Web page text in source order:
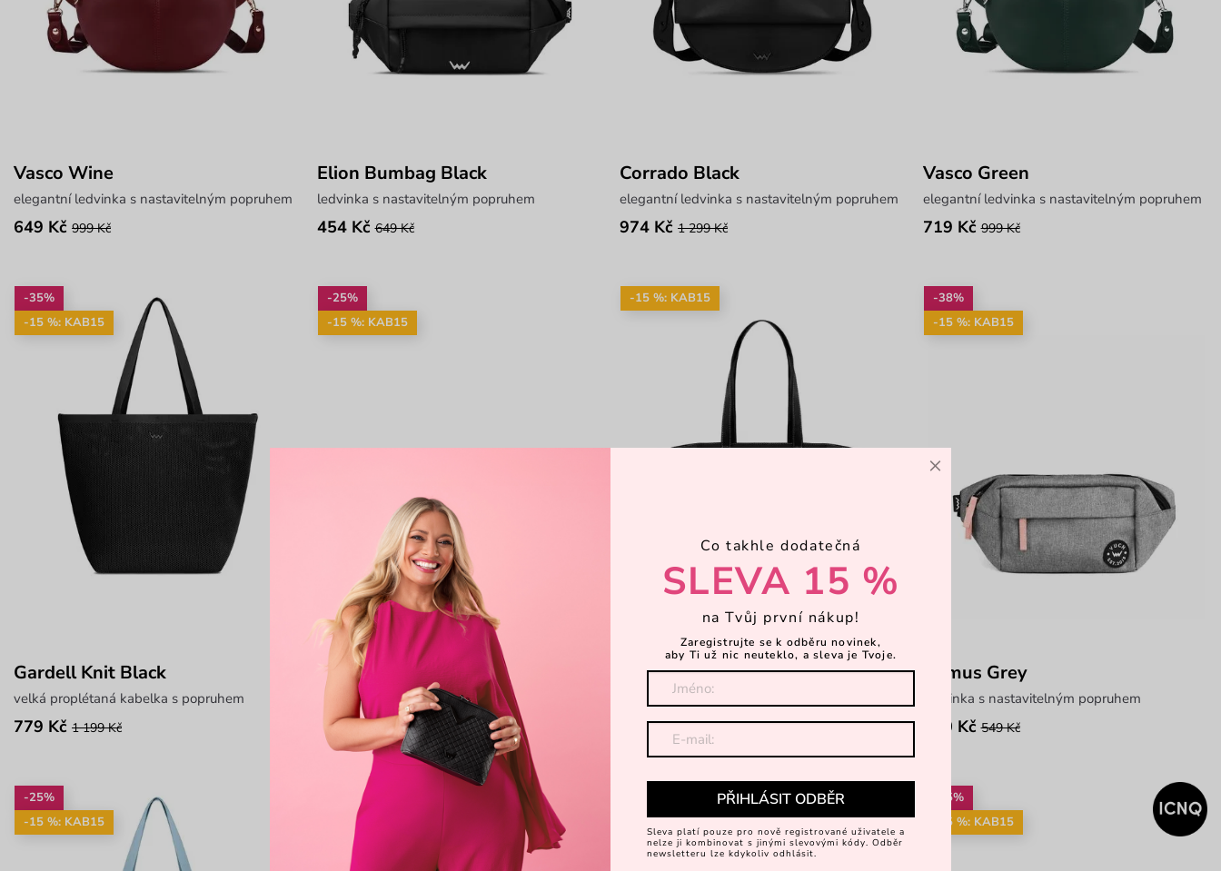
Vasco Wine
elegantní ledvinka s nastavitelným popruhem
649 Kč 999 Kč
Elion Bumbag Black
ledvinka s nastavitelným popruhem
454 Kč 649 Kč
Corrado Black
elegantní ledvinka s nastavitelným popruhem
974 Kč 1 299 Kč
Vasco Green
elegantní ledvinka s nastavitelným popruhem
719 Kč 999 Kč
-35%
-15 %: KAB15
Gardell Knit Black
velká proplétaná kabelka s popruhem
779 Kč 1 199 Kč
-25%
-15 %: KAB15
Tricia Dusty Blue
elegantní ledvinka s nastavitelným popruhem
974 Kč 1 299 Kč
-15 %: KAB15
Sora Rio Black
velká kabelka z rafie
1 199 Kč
-38%
-15 %: KAB15
Remus Grey
ledvinka s nastavitelným popruhem
340 Kč 549 Kč
-25%
-15 %: KAB15
-15 %: KAB15
-15 %: KAB15
-25%
-15 %: KAB15
×
Co takhle dodatečná
SLEVA 15 %
na Tvůj první nákup!
Zaregistrujte se k odběru novinek,
aby Ti už nic neuteklo, a sleva je Tvoje.
PŘIHLÁSIT ODBĚR
Sleva platí pouze pro nově registrované uživatele a
nelze ji kombinovat s jinými slevovými kódy. Odběr
newsletteru lze kdykoliv odhlásit.